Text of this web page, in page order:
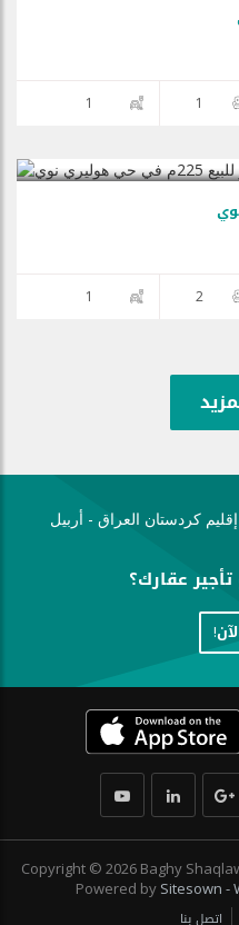
1
1
$210,000
2
1
عقارك؟
Copyright © 2026 Baghy
Powered by Sitesown -
اتصل بنا